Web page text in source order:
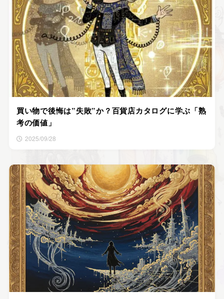
買い物で後悔は”失敗”か？百貨店カタログに学ぶ「熟
考の価値」
2025/09/28